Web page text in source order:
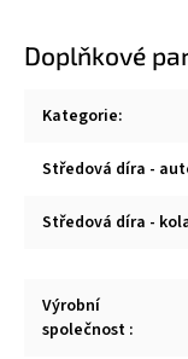
Doplňkové
Kategorie:
Středová díra -
Středová díra -
Výrobní
společnost :